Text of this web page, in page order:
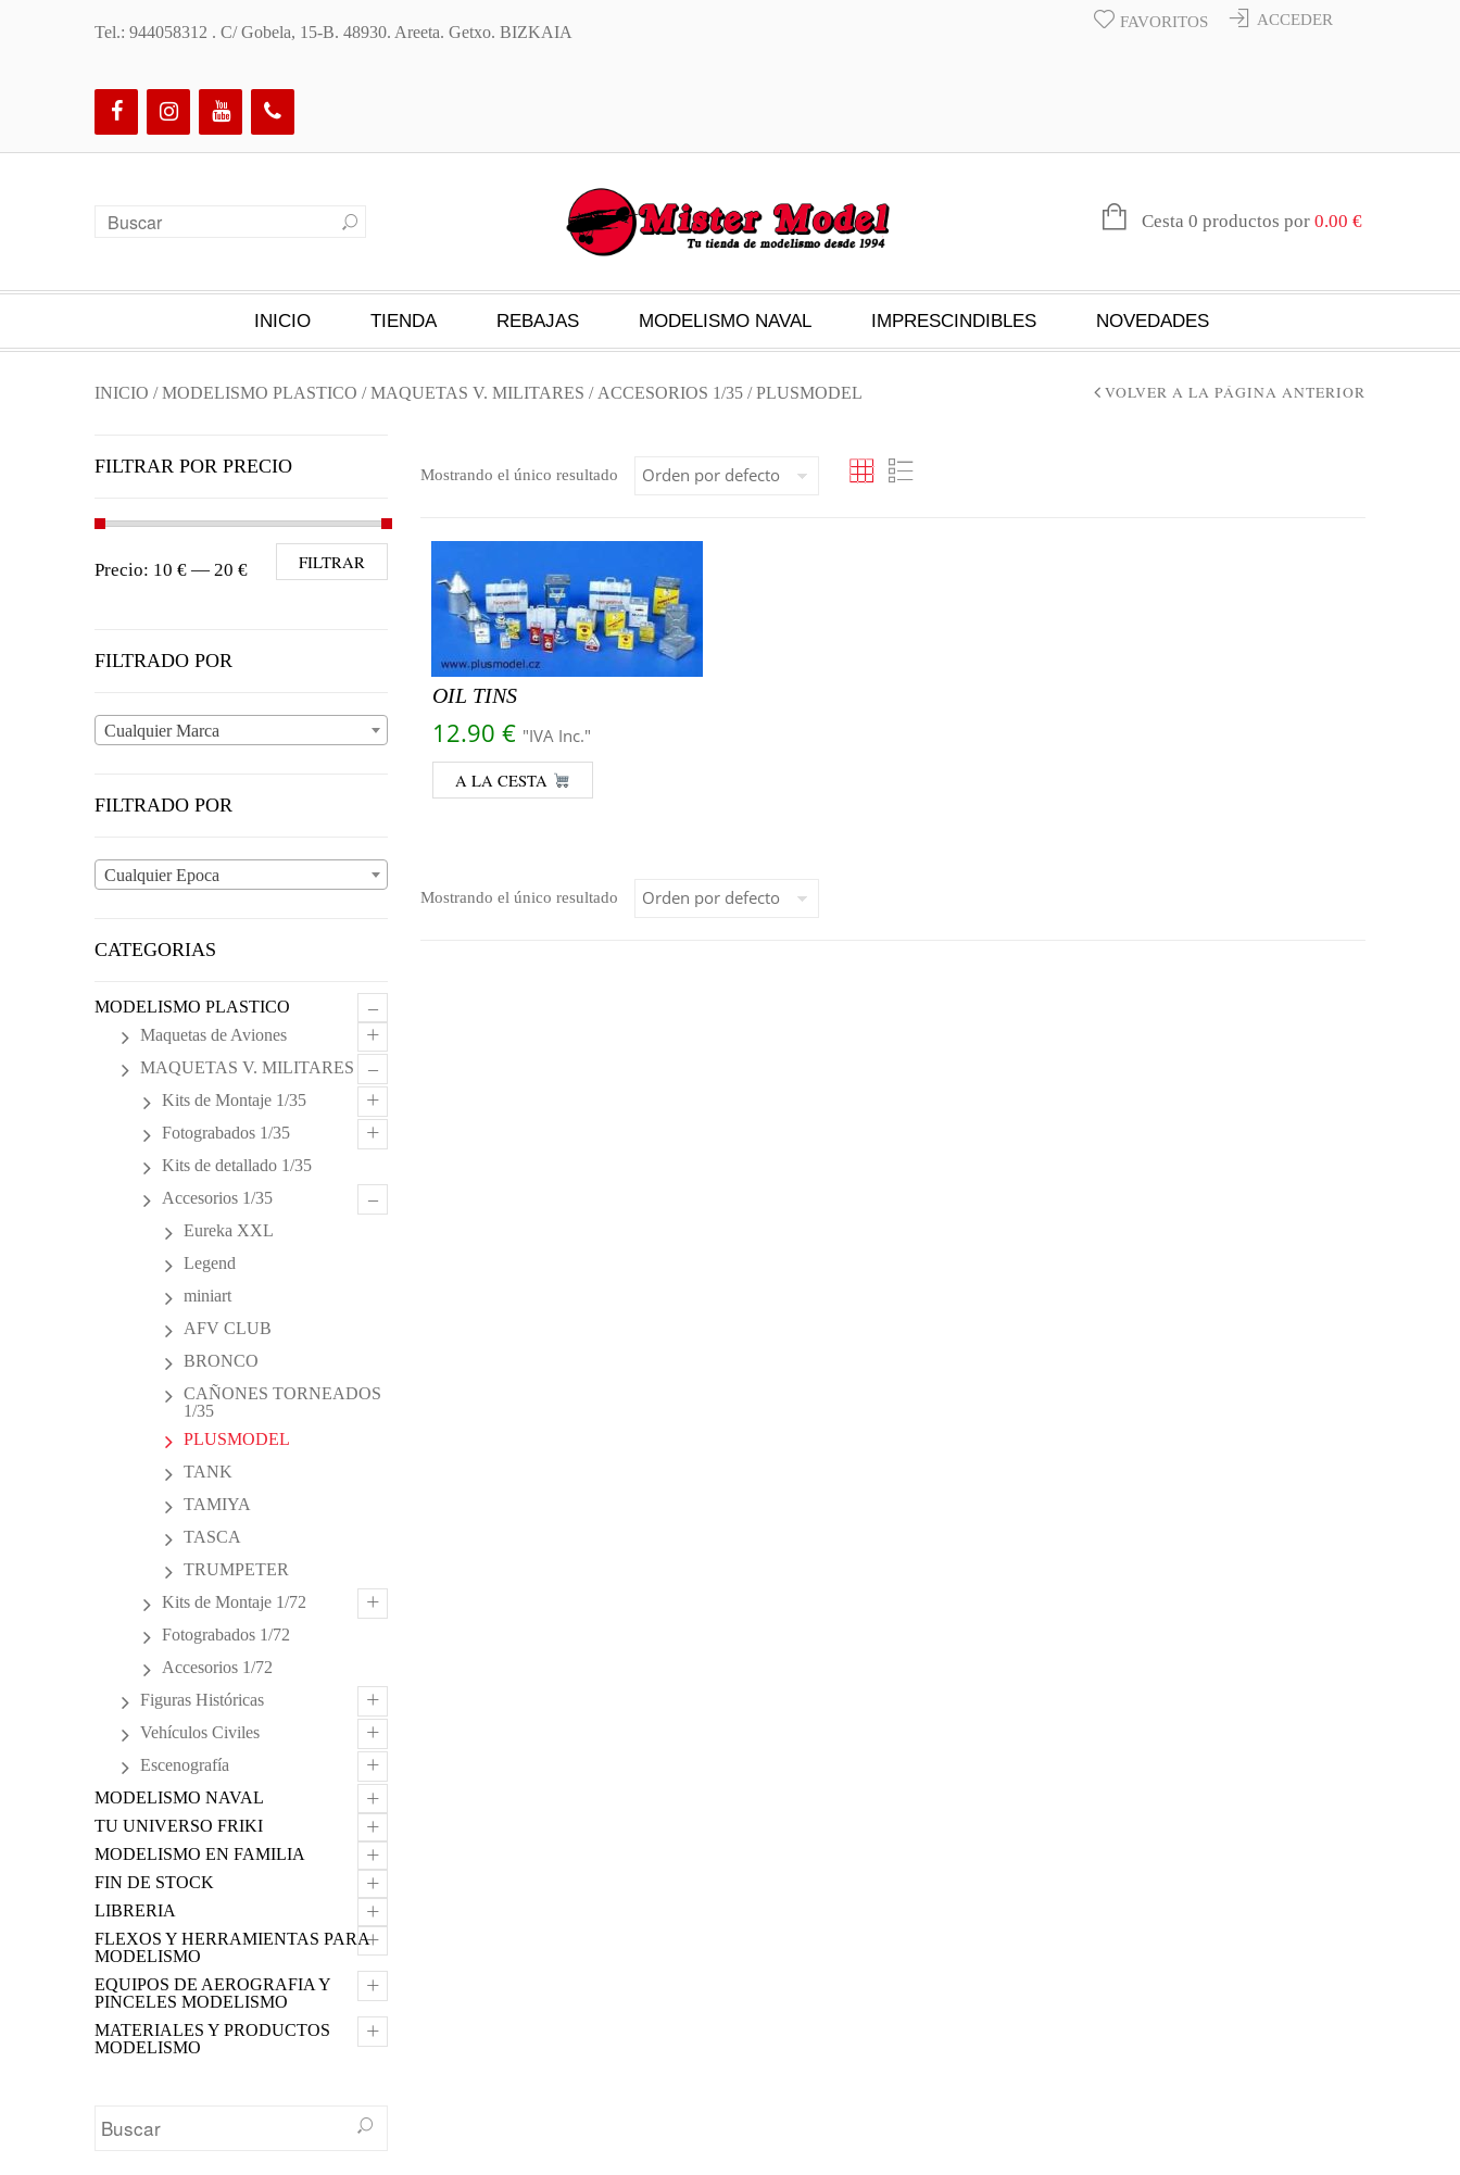
Tel.: 944058312 . C/ Gobela, 15-B. 48930. Areeta. Getxo. BIZKAIA
ACCEDER
FAVORITOS
Cesta 0 productos por 0.00 €
INICIO TIENDA REBAJAS MODELISMO NAVAL IMPRESCINDIBLES NOVEDADES
INICIO /MODELISMO PLASTICO /MAQUETAS V. MILITARES / ACCESORIOS 1/35 / PLUSMODEL VOLVER A LA PÁGINA ANTERIOR
FILTRAR POR PRECIO
FILTRAR
Precio: 10 € — 20 €
FILTRADO POR
Cualquier Marca
FILTRADO POR
Cualquier Epoca
CATEGORIAS
–
MODELISMO PLASTICO
+
Maquetas de Aviones
–
MAQUETAS V. MILITARES
+
Kits de Montaje 1/35
+
Fotograbados 1/35
Kits de detallado 1/35
–
Accesorios 1/35
Eureka XXL
Legend
miniart
AFV CLUB
BRONCO
CAÑONES TORNEADOS
1/35
PLUSMODEL
TANK
TAMIYA
TASCA
TRUMPETER
+
Kits de Montaje 1/72
Fotograbados 1/72
Accesorios 1/72
+
Figuras Históricas
+
Vehículos Civiles
+
Escenografía
+
MODELISMO NAVAL
+
TU UNIVERSO FRIKI
+
MODELISMO EN FAMILIA
+
FIN DE STOCK
+
LIBRERIA
+
FLEXOS Y HERRAMIENTAS PARA
MODELISMO
+
EQUIPOS DE AEROGRAFIA Y
PINCELES MODELISMO
+
MATERIALES Y PRODUCTOS
MODELISMO
Mostrando el único resultado
OIL TINS
12.90 € "IVA Inc."
A LA CESTA
Mostrando el único resultado